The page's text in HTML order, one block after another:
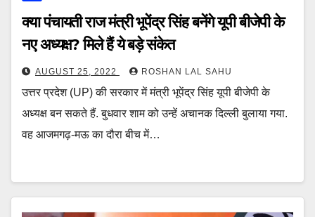
क्या पंचायती राज मंत्री भूपेंद्र सिंह बनेंगे यूपी बीजेपी के
नए अध्यक्ष? मिले हैं ये बड़े संकेत
AUGUST 25, 2022 ROSHAN LAL SAHU
उत्तर प्रदेश (UP) की सरकार में मंत्री भूपेंद्र सिंह यूपी बीजेपी के
अध्यक्ष बन सकते हैं. बुधवार शाम को उन्हें अचानक दिल्ली बुलाया गया.
वह आजमगढ़-मऊ का दौरा बीच में…